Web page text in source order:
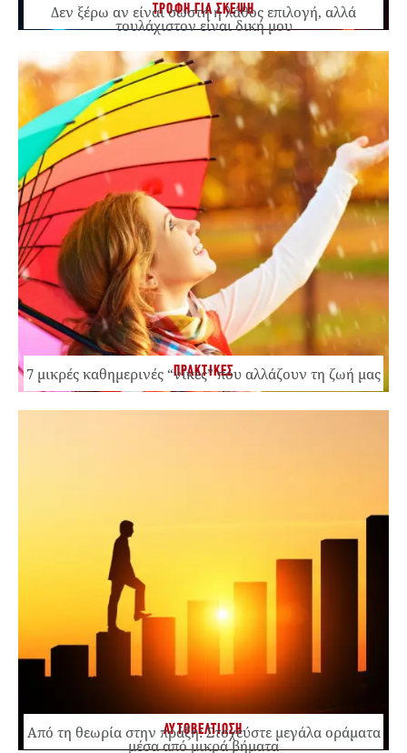
ΤΡΟΦΗ ΓΙΑ ΣΚΕΨΗ
Δεν ξέρω αν είναι σωστή ή λάθος επιλογή, αλλά
τουλάχιστον είναι δική μου
ΠΡΑΚΤΙΚΕΣ
7 μικρές καθημερινές “νίκες” που αλλάζουν τη ζωή μας
ΑΥΤΟΒΕΛΤΙΩΣΗ
Από τη θεωρία στην πράξη: Στοχεύστε μεγάλα οράματα
μέσα από μικρά βήματα